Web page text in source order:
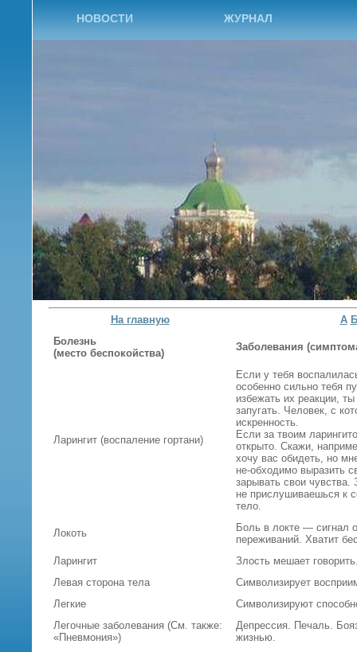
НОВОСТИ ЖУРНАЛ
На главную А Б
Болезнь
(место беспокойства)
Заболевания
Ларингит (воспаление гортани)
Если у тебя
особенно сильно тебя
избежать их реакции,
запугать. Человек, с
искренность.
Если за твоим
открыто. Скажи,
хочу вас обидеть, но
не-обходимо выразить
зарывать свои
не прислушиваешься к
тело.
Локоть
Боль в локте — сигнал
переживаний. Хватит
Ларингит
Злость мешает
Левая сторона тела
Символизирует
Легкие
Символизируют
Легочные заболевания (См. также:
«Пневмония»)
Депрессия. Печаль.
жизнью.